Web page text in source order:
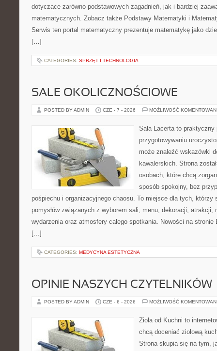
dotyczące zarówno podstawowych zagadnień, jak i bardziej
matematycznych. Zobacz także Podstawy Matematyki i
Serwis ten portal matematyczny prezentuje matematykę jako
[…]
CATEGORIES: SPRZĘT I TECHNOLOGIA
SALE OKOLICZNOŚCIOWE
POSTED BY ADMIN CZE - 7 - 2026 MOŻLIWOŚĆ
Sala Lacerta to praktyczny
przygotowywaniu
może znaleźć wskazówki
kawalerskich. Strona
osobach, które chcą
sposób spokojny, bez
pośpiechu i organizacyjnego chaosu. To miejsce dla tych, którzy
pomysłów związanych z wyborem sali, menu, dekoracji, atrakcji,
wydarzenia oraz atmosfery całego spotkania. Nowości na
[…]
CATEGORIES: MEDYCYNA ESTETYCZNA
OPINIE NASZYCH CZYTELNIKÓW
POSTED BY ADMIN CZE - 6 - 2026 MOŻLIWOŚĆ
Zioła od Kuchni to
chcą doceniać ziołową
Strona skupia się na tym,